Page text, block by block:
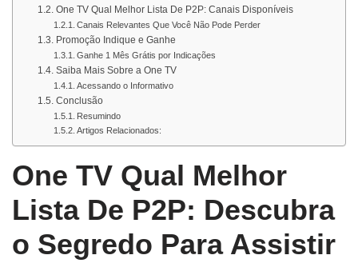
One TV Qual Melhor Lista De P2P: Canais Disponíveis
Canais Relevantes Que Você Não Pode Perder
Promoção Indique e Ganhe
Ganhe 1 Mês Grátis por Indicações
Saiba Mais Sobre a One TV
Acessando o Informativo
Conclusão
Resumindo
Artigos Relacionados:
One TV Qual Melhor
Lista De P2P: Descubra
o Segredo Para Assistir